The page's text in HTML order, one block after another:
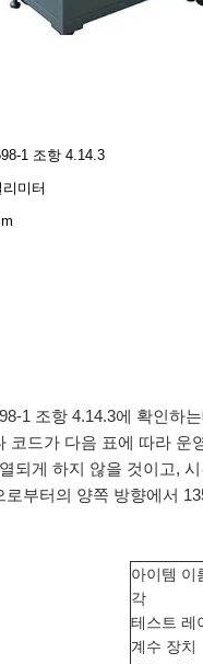
1 조항 4.14.3
미터
1 조항 4.14.3에 확인하
코드가 다음 표에 따라
되게 하지 않을 것이고,
부터의 양쪽 방향에서
아이템 이
각
테스트 레
계수 장치